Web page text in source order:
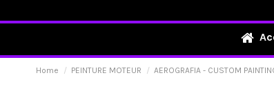
Home PEINTURE MOTEUR AEROGRAFIA - CUSTOM